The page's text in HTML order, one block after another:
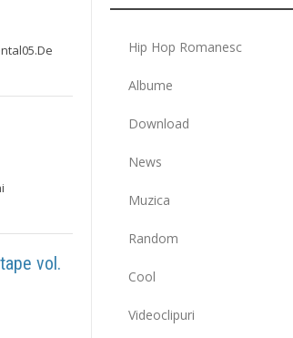
vol.
Hip Hop Romanesc
Albume
Download
News
Muzica
Random
Cool
Videoclipuri